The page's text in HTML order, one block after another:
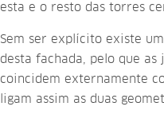
esta e o resto das torres
Sem ser explícito existe
desta fachada, pelo que
coincidem externamente
ligam assim as duas